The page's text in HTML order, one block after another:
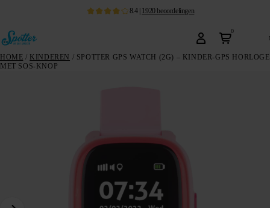
8.4| 1920beoordelingen
0
HOME / KINDEREN / SPOTTER GPS WATCH (2G) – KINDER-GPS HORLOGE
MET SOS-KNOP